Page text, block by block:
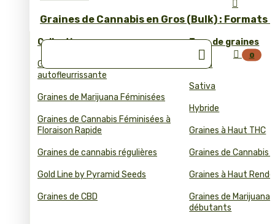
Graines de Cannabis en Gros (Bulk) : Formats
Collections
Graines de cannabis
autofleurrissante
Graines de Marijuana Féminisées
Graines de Cannabis Féminisées à
Floraison Rapide
Graines de cannabis régulières
Gold Line by Pyramid Seeds
Graines de CBD
Type de graines
Indica
Sativa
Hybride
Graines à Haut THC
Graines de Cannabis
Graines à Haut
Graines de Marijuana
débutants


 0